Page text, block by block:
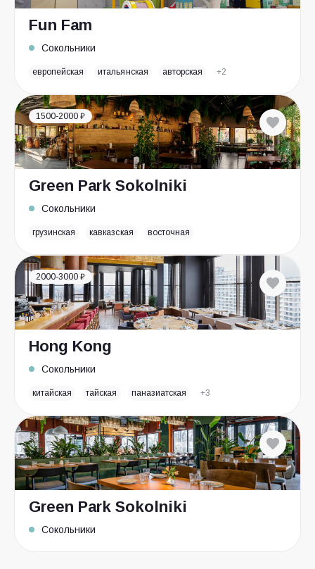
Fun Fam
Сокольники
европейская итальянская авторская +2
1500-2000 ₽
Green Park Sokolniki
Сокольники
грузинская кавказская восточная
2000-3000 ₽
Hong Kong
Сокольники
китайская тайская паназиатская +3
Green Park Sokolniki
Сокольники